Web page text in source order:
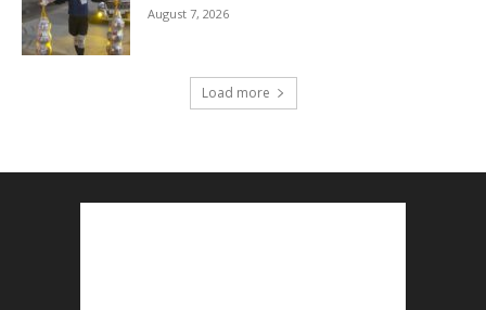
August 7, 2026
Load more